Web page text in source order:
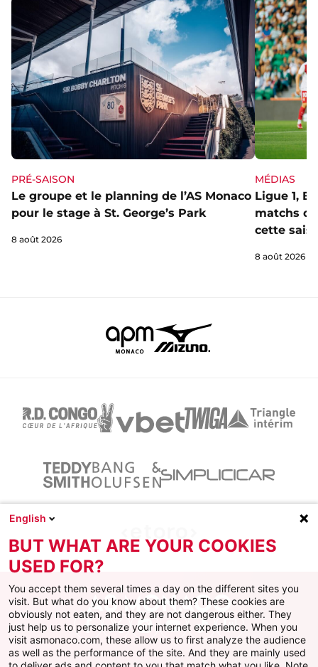
PRÉ-SAISON
Le groupe et le planning de l’AS Monaco
pour le stage à St. George’s Park
8 août 2026
MÉDIAS
Ligue 1,
matchs
cette
8 août 2026
Facebook
X Instagram
YoutubeTikTokTwitch
English
BUT WHAT ARE YOUR COOKIES
USED FOR?
You accept them several times a day on the different sites you
visit. But what do you know about them? These cookies are
obviously not eaten, and they are not dangerous either. They
just help us to personalize your internet experience. When you
visit asmonaco.com, these allow us to first analyze the audience
as well as the performance of the site. And they are mainly used